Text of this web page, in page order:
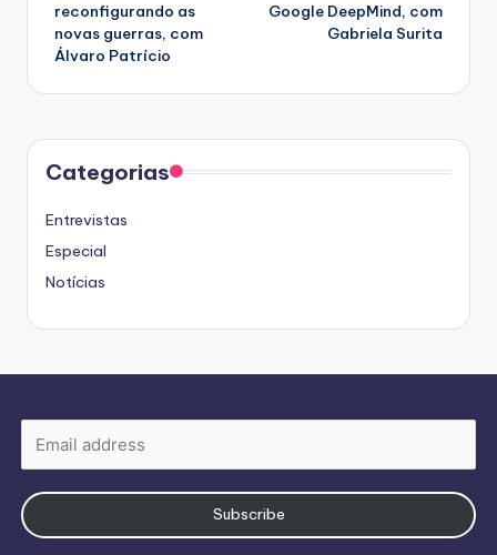
reconfigurando as
novas guerras, com
Álvaro Patrício
Google DeepMind, com
Gabriela Surita
Categorias
Entrevistas
Especial
Notícias
Subscribe